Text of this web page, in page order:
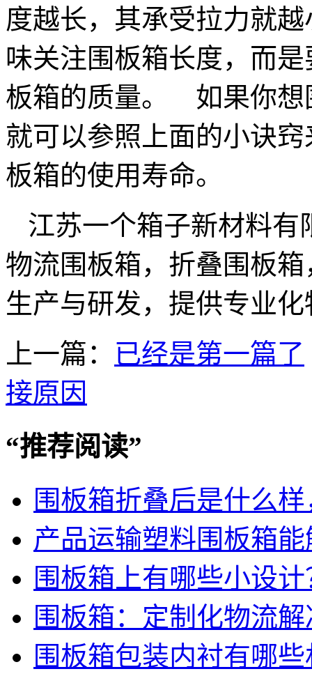
度越长，其承受拉力就
味关注围板箱长度，而
板箱的质量。 如果你想
就可以参照上面的小诀
板箱的使用寿命。
江苏一个箱子新材料有
物流围板箱，折叠围板
生产与研发，提供专业
上一篇： 已经是第一篇了
接原因
“推荐阅读”
围板箱折叠后是什么
产品运输塑料围板箱
围板箱上有哪些小设计
围板箱：定制化物流
围板箱包装内衬有哪